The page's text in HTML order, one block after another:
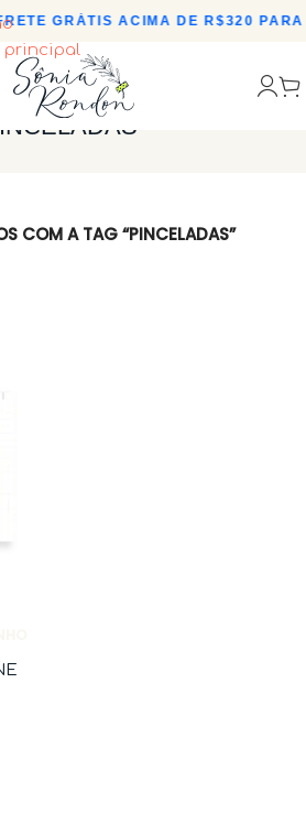
principal
GRÁTIS ACIMA DE R$320 PARA
COM A TAG “PINCELADAS”